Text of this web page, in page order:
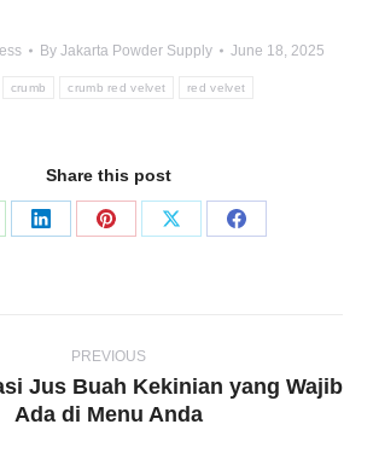
By Jakarta Powder Supply June 18, 2025
crumb crumb red velvet red velvet
Share this post
Share
Share
Share
Share
PREVIOUS
Previous
Jus Buah Kekinian yang Wajib
Ada di Menu Anda